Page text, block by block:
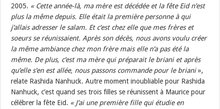
2005. « Cette année-là, ma mère est décédée et la fête Eid n’est
plus la même depuis. Elle était la première personne à qui
j’allais adresser le salam. Et c’est chez elle que mes frères et
soeurs se réunissaient. Après son décès, nous avons voulu créer
la même ambiance chez mon frère mais elle n’a pas été la
même. De plus, c’est ma mère qui préparait le briani et après
qu’elle s’en est allée, nous passons commande pour le briani»,
relate Rashida Nanhuck. Autre moment inoubliable pour Rashida
Nanhuck, c’est quand ses trois filles se réunissent à Maurice pour
célébrer la fête Eid. « J’ai une première fille qui étudie en